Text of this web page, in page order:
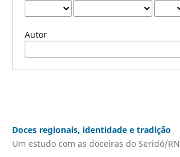
Autor
Doces regionais, identidade e tradição
Um estudo com as doceiras do Seridó/RN